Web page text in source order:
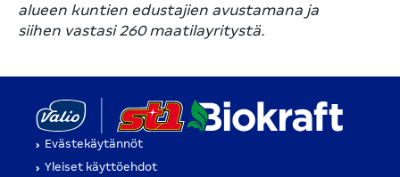
alueen kuntien edustajien avustamana ja
siihen vastasi 260 maatilayritystä.
Evästekäytännöt
Yleiset käyttöehdot
(aukeaa uuteen välilehteen)
(aukeaa uuteen välilehteen)